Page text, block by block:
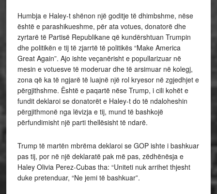
Humbja e Haley-t shënon një goditje të dhimbshme, nëse
është e parashikueshme, për ata votues, donatorë dhe
zyrtarë të Partisë Republikane që kundërshtuan Trumpin
dhe politikën e tij të zjarrtë të politikës “Make America
Great Again”. Ajo ishte veçanërisht e popullarizuar në
mesin e votuesve të moderuar dhe të arsimuar në kolegj,
zona që ka të ngjarë të luajnë një rol kryesor në zgjedhjet e
përgjithshme. Është e paqartë nëse Trump, i cili kohët e
fundit deklaroi se donatorët e Haley-t do të ndaloheshin
përgjithmonë nga lëvizja e tij, mund të bashkojë
përfundimisht një parti thellësisht të ndarë.
Trump të martën mbrëma deklaroi se GOP ishte i bashkuar
pas tij, por në një deklaratë pak më pas, zëdhënësja e
Haley Olivia Perez-Cubas tha: “Uniteti nuk arrihet thjesht
duke pretenduar, “Ne jemi të bashkuar”.